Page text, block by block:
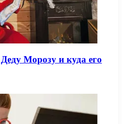
Морозу и куда его